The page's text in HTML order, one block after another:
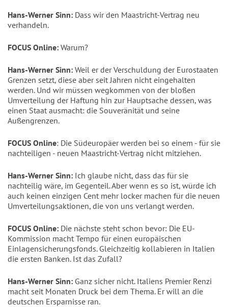
Hans-Werner Sinn: Dass wir den Maastricht-Vertrag neu
verhandeln.
FOCUS Online: Warum?
Hans-Werner Sinn: Weil er der Verschuldung der Eurostaaten
Grenzen setzt, diese aber seit Jahren nicht eingehalten
werden. Und wir müssen wegkommen von der bloßen
Umverteilung der Haftung hin zur Hauptsache dessen, was
einen Staat ausmacht: die Souveränität und seine
Außengrenzen.
FOCUS Online: Die Südeuropäer werden bei so einem - für sie
nachteiligen - neuen Maastricht-Vertrag nicht mitziehen.
Hans-Werner Sinn: Ich glaube nicht, dass das für sie
nachteilig wäre, im Gegenteil. Aber wenn es so ist, würde ich
auch keinen einzigen Cent mehr locker machen für die neuen
Umverteilungsaktionen, die von uns verlangt werden.
FOCUS Online: Die nächste steht schon bevor: Die EU-
Kommission macht Tempo für einen europäischen
Einlagensicherungsfonds. Gleichzeitig kollabieren in Italien
die ersten Banken. Ist das Zufall?
Hans-Werner Sinn: Ganz sicher nicht. Italiens Premier Renzi
macht seit Monaten Druck bei dem Thema. Er will an die
deutschen Ersparnisse ran.